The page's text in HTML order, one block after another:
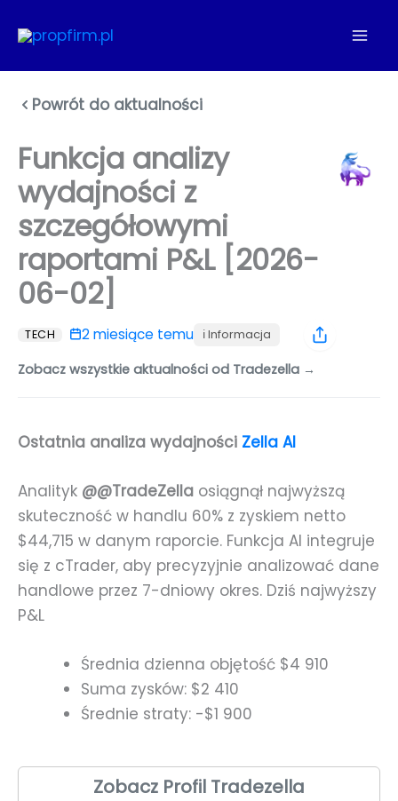
do
Powrót do aktualności
Funkcja analizy
wydajności z
szczegółowymi
raportami P&L [2026-
06-02]
TECH 2 miesiące temu ℹ️ Informacja
Zobacz wszystkie aktualności od Tradezella →
Ostatnia analiza wydajności Zella AI
Analityk @@TradeZella osiągnął najwyższą
skuteczność w handlu 60% z zyskiem netto
$44,715 w danym raporcie. Funkcja AI integruje
się z cTrader, aby precyzyjnie analizować dane
handlowe przez 7-dniowy okres. Dziś najwyższy
P&L
Średnia dzienna objętość $4 910
Suma zysków: $2 410
Średnie straty: -$1 900
Zobacz Profil Tradezella